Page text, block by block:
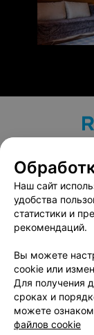
Вакансии
Наш сайт
удобства
статистики и
рекомендаций.
Вы можете
cookie или
Для получения
сроках и
можете
файлов cookie